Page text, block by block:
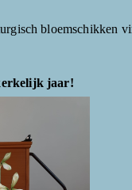
bloemschikken
jaar!